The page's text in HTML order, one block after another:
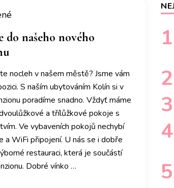
do našeho nového
nocleh v našem městě? Jsme vám
S naším ubytováním Kolín si v
poradíme snadno. Vždyť máme
a třílůžkové pokoje s
Ve vybaveních pokojů nechybí
a WiFi připojení. U nás se i dobře
restauraci, která je součástí
Dobré vínko …